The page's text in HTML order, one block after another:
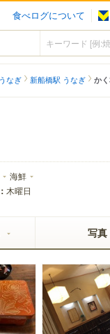
食べログについて
なぎ 新船橋駅 うなぎ か
海鮮
： 木曜日
写真